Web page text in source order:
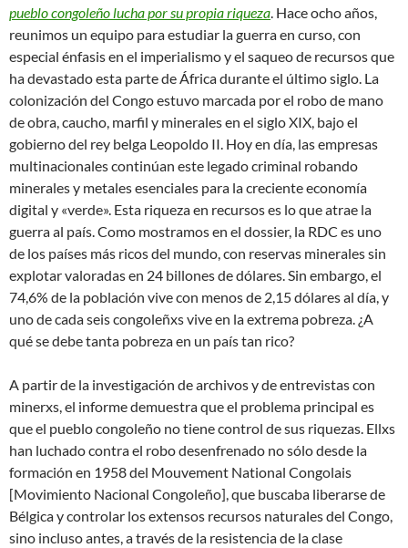
pueblo congoleño lucha por su propia riqueza . Hace ocho años,
reunimos un equipo para estudiar la guerra en curso, con
especial énfasis en el imperialismo y el saqueo de recursos que
ha devastado esta parte de África durante el último siglo. La
colonización del Congo estuvo marcada por el robo de mano
de obra, caucho, marfil y minerales en el siglo XIX, bajo el
gobierno del rey belga Leopoldo II. Hoy en día, las empresas
multinacionales continúan este legado criminal robando
minerales y metales esenciales para la creciente economía
digital y «verde». Esta riqueza en recursos es lo que atrae la
guerra al país. Como mostramos en el dossier, la RDC es uno
de los países más ricos del mundo, con reservas minerales sin
explotar valoradas en 24 billones de dólares. Sin embargo, el
74,6% de la población vive con menos de 2,15 dólares al día, y
uno de cada seis congoleñxs vive en la extrema pobreza. ¿A
qué se debe tanta pobreza en un país tan rico?
A partir de la investigación de archivos y de entrevistas con
minerxs, el informe demuestra que el problema principal es
que el pueblo congoleño no tiene control de sus riquezas. Ellxs
han luchado contra el robo desenfrenado no sólo desde la
formación en 1958 del Mouvement National Congolais
[Movimiento Nacional Congoleño], que buscaba liberarse de
Bélgica y controlar los extensos recursos naturales del Congo,
sino incluso antes, a través de la resistencia de la clase